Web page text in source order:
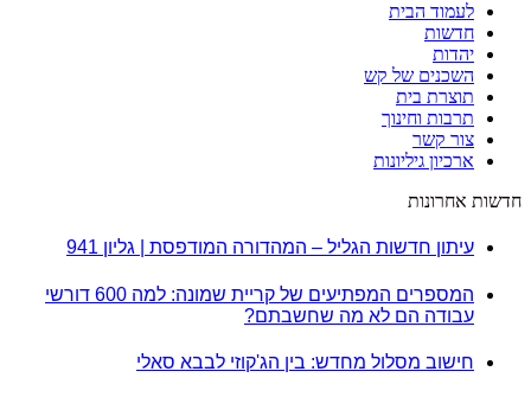
לעמוד הבית
חדשות
יהדות
השכנים של קש
תוצרת בית
תרבות וחינוך
צור קשר
ארכיון גיליונות
חדשות אחרונות
עיתון חדשות הגליל – המהדורה המודפסת | גליון 941
המספרים המפתיעים של קריית שמונה: למה 600 דורשי
עבודה הם לא מה שחשבתם?
חישוב מסלול מחדש: בין הג'קוזי לבבא סאלי